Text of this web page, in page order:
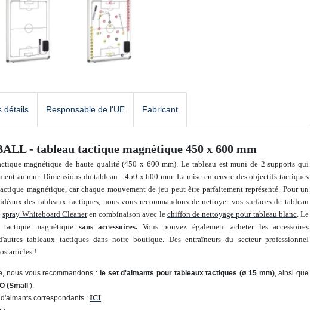
détails Responsable de l'UE Fabricant
- tableau tactique magnétique 450 x 600 mm
magnétique de haute qualité (450 x 600 mm). Le tableau est muni de 2 supports qui
au mur. Dimensions du tableau : 450 x 600 mm. La mise en œuvre des objectifs tactiques
magnétique, car chaque mouvement de jeu peut être parfaitement représenté. Pour un
des tableaux tactiques, nous vous recommandons denettoyer vos surfaces de tableau
spray Whiteboard Cleaneren combinaison avec le chiffon de nettoyage pour tableau blanc.Le
magnétique sans accessoires. Vous pouvez également acheter les accessoires
tableaux tactiques dans notre boutique. Des entraîneurs du secteur professionnel
articles !
nous vous recommandons : le set d'aimants pour tableaux tactiques (ø 15 mm), ainsi que
(Small ).
correspondants : ICI